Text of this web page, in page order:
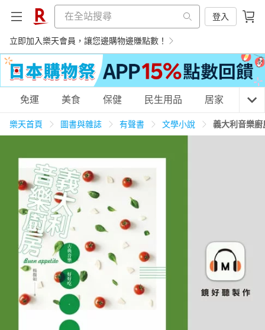
登入
立即加入樂天會員，讓您邊購物邊賺點數！
購物網分類
天天免運 美食蛋糕 養生保健
居家生活 3C家電
女裝 男裝 化妝保養 情趣用品
日本購物 電子/紙本書
免運 美食 保健 民生用品 居家 3C
樂天首頁 圖書與雜誌 有聲書 文學小說 義大利音樂